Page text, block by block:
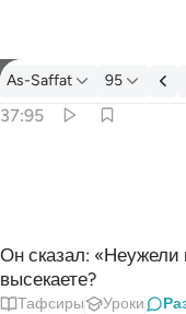
Размышления: As-
As-Saffat 95
37:95
Он сказал: «Неужели
высекаете?
Тафсиры Уроки